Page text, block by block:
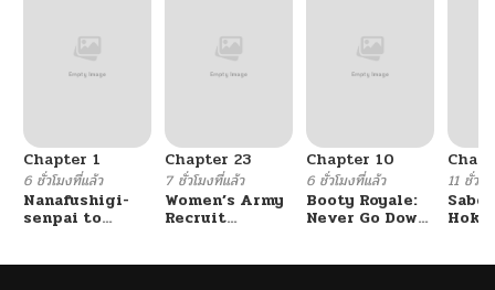
Chapter 1
6 ชั่วโมงที่แล้ว
Nanafushigi-
senpai to
Chapter 23
7 ชั่วโมงที่แล้ว
Women’s Army
Recruit
Chapter 10
6 ชั่วโมงที่แล้ว
Booty Royale:
Never Go Down
11 ชั่วโ